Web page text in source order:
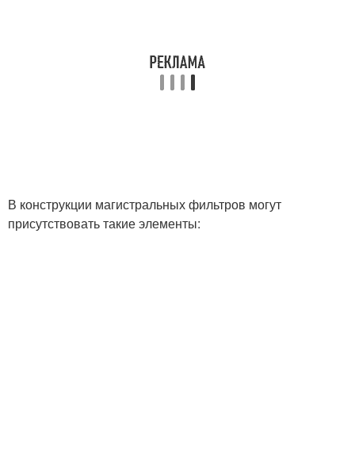
В конструкции магистральных фильтров могут
присутствовать такие элементы: